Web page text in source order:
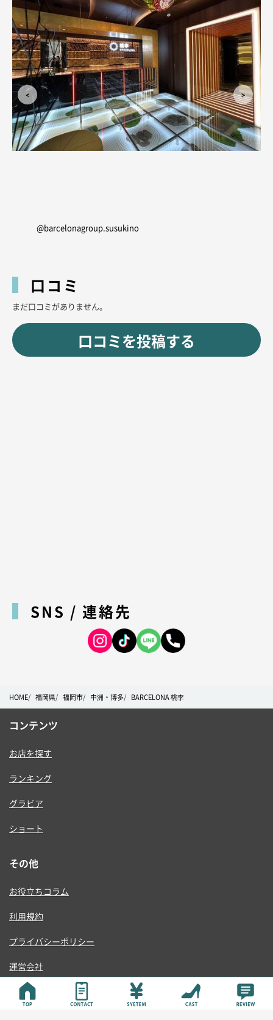
@barcelonagroup.susukino
口コミ
まだ口コミがありません。
口コミを投稿する
SNS / 連絡先
HOME 福岡県 福岡市 中洲・博多 BARCELONA 桃李
コンテンツ
お店を探す
ランキング
グラビア
ショート
その他
お役立ちコラム
利用規約
プライバシーポリシー
運営会社
© ONE RISE , K.K.